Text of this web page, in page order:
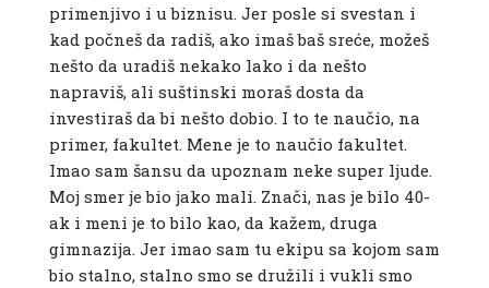
primenjivo i u biznisu. Jer posle si svestan i
kad počneš da radiš, ako imaš baš sreće, možeš
nešto da uradiš nekako lako i da nešto
napraviš, ali suštinski moraš dosta da
investiraš da bi nešto dobio. I to te naučio, na
primer, fakultet. Mene je to naučio fakultet.
Imao sam šansu da upoznam neke super ljude.
Moj smer je bio jako mali. Znači, nas je bilo 40-
ak i meni je to bilo kao, da kažem, druga
gimnazija. Jer imao sam tu ekipu sa kojom sam
bio stalno, stalno smo se družili i vukli smo